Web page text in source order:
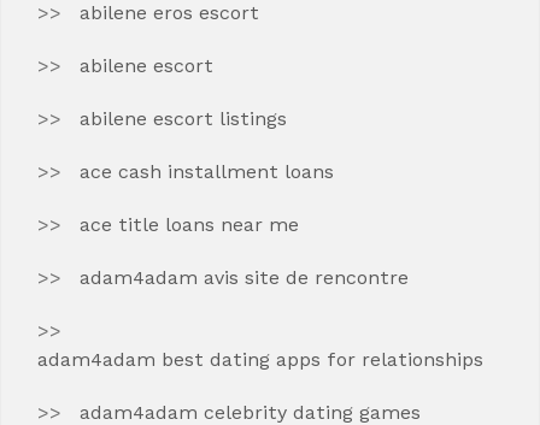
abilene eros escort
abilene escort
abilene escort listings
ace cash installment loans
ace title loans near me
adam4adam avis site de rencontre
adam4adam best dating apps for relationships
adam4adam celebrity dating games